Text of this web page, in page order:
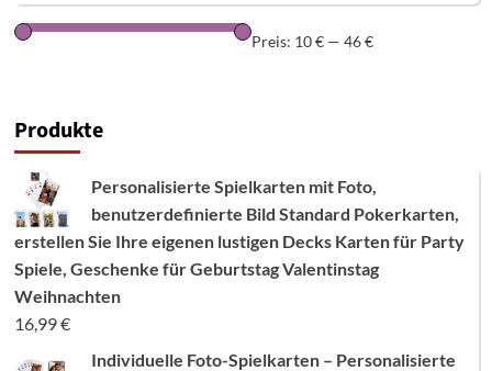
Preis: 10 €— 46 €
Produkte
Personalisierte Spielkarten mit Foto,
benutzerdefinierte Bild Standard Pokerkarten,
erstellen Sie Ihre eigenen lustigen Decks Karten für Party
Spiele, Geschenke für Geburtstag Valentinstag
Weihnachten
16,99€
Individuelle Foto-Spielkarten – Personalisierte